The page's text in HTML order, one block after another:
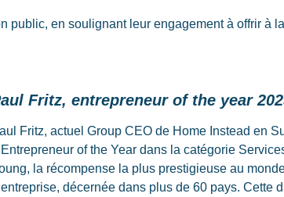
en soulignant leur engagement à offrir à
Fritz, entrepreneur of the year
Fritz, actuel Group CEO de Home Instead en
of the Year dans la catégorie
la récompense la plus prestigieuse au
décernée dans plus de 60 pays. Cette